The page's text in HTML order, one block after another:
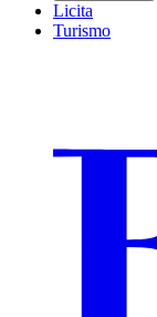
Licita
Turismo